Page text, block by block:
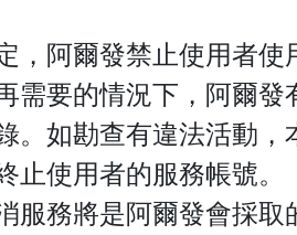
，阿爾發禁止使用者
需要的情況下，阿爾
。如勘查有違法活動
止使用者的服務帳號。
服務將是阿爾發會採